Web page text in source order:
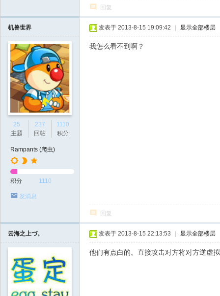
回复
机兽世界
25
主题
237
回帖
1110
积分
Rampants (爬虫)
积分 1110
发消息
发表于 2013-8-15 19:09:42 显示全部楼层
我怎么看不到啊？
回复
云海之上づ。 发表于 2013-8-15 22:13:53 显示全部楼层
他们有点白的。直接攻击对方将对方逆虚